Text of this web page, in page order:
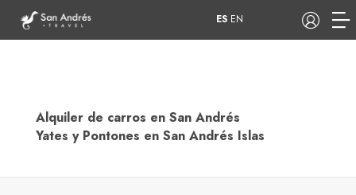
ES EN
Alquiler de carros en San Andrés
Yates y Pontones en San Andrés Islas